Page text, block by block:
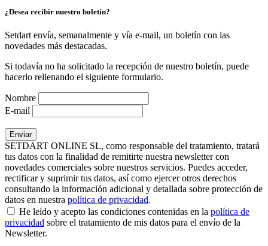
¿Desea recibir nuestro boletín?
Setdart envía, semanalmente y vía e-mail, un boletín con las
novedades más destacadas.
Si todavía no ha solicitado la recepción de nuestro boletín, puede
hacerlo rellenando el siguiente formulario.
Nombre
E-mail
SETDART ONLINE SL, como responsable del tratamiento, tratará
tus datos con la finalidad de remitirte nuestra newsletter con
novedades comerciales sobre nuestros servicios. Puedes acceder,
rectificar y suprimir tus datos, así como ejercer otros derechos
consultando la información adicional y detallada sobre protección de
datos en nuestra política de privacidad.
He leído y acepto las condiciones contenidas en la política de
privacidad sobre el tratamiento de mis datos para el envío de la
Newsletter.